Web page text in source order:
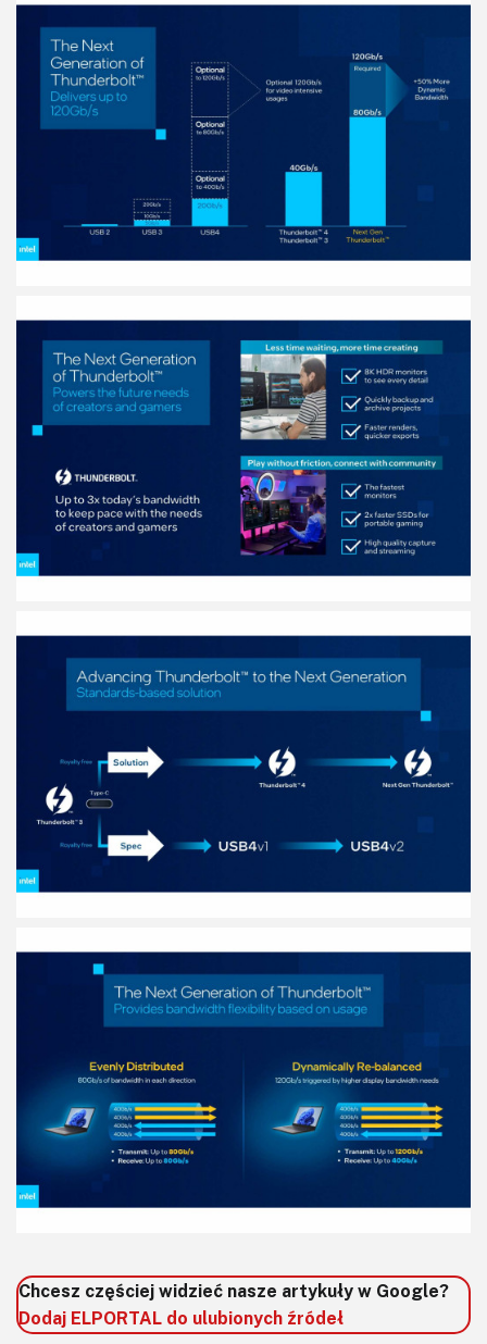
Chcesz częściej widzieć nasze artykuły w Google?
Dodaj ELPORTAL do ulubionych źródeł